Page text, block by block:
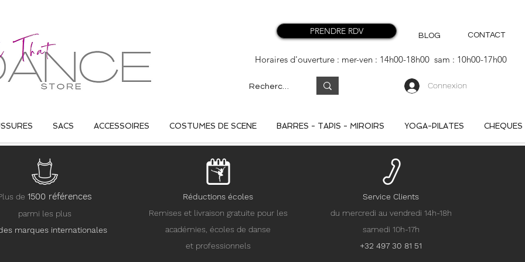
PRENDRE RDV BLOG CONTACT
Horaires d'ouverture : mer-ven : 14h00-18h00 sam : 10h00-17h00
Connexion
SACS ACCESSOIRES COSTUMES DE SCENE BARRES - TAPIS - MIROIRS YOGA-PILATES CHEQUES
de 1500 références
parmi les plus
marques internationales
Réductions écoles
Remises et livraison gratuite pour les
académies, écoles de danse
et professionnels
Service Clients
du mercredi au vendredi 14h-18h
samedi 10h-17h
+32 497 30 81 51